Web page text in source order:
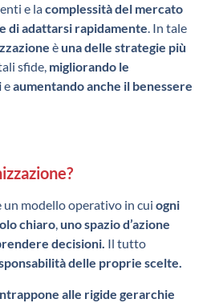
e lacomplessità del mercato
di adattarsi rapidamente. In tale
è una delle strategie più
sfide, migliorando le
eaumentando anche il benessere
un modello operativo in cuiogni
chiaro, uno spazio d’azione
decisioni. Il tutto
delle proprie scelte.
alle rigide gerarchie